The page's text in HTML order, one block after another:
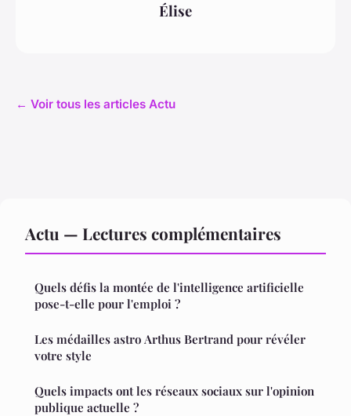
Élise
← Voir tous les articles Actu
Actu — Lectures complémentaires
Quels défis la montée de l'intelligence artificielle
pose-t-elle pour l'emploi ?
Les médailles astro Arthus Bertrand pour révéler
votre style
Quels impacts ont les réseaux sociaux sur l'opinion
publique actuelle ?